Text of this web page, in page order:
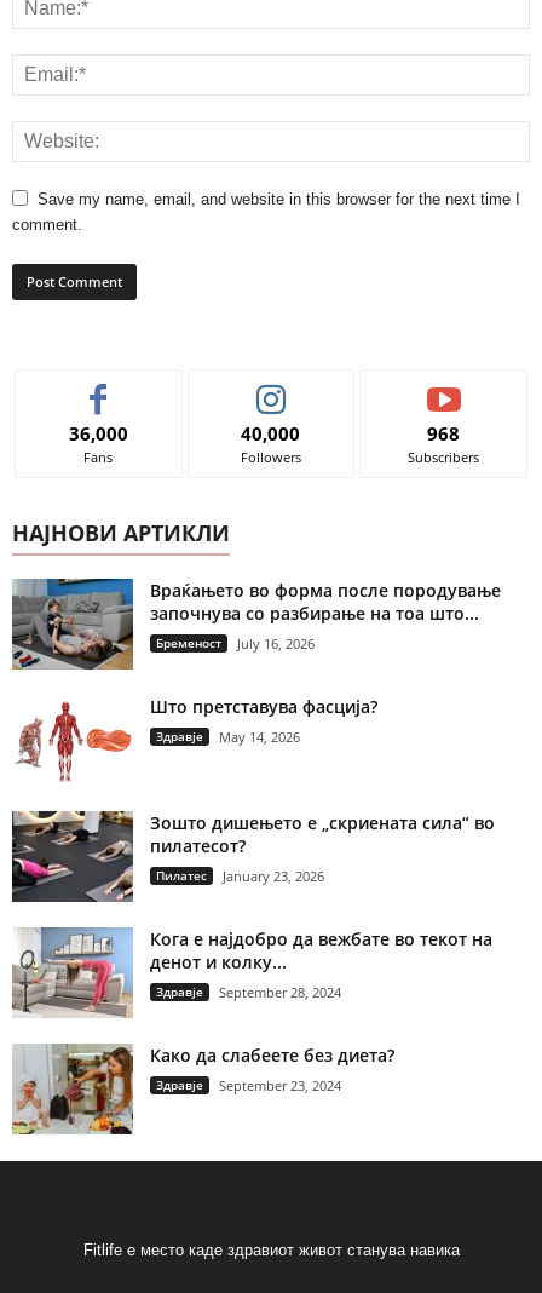
Save my name, email, and website in this browser for the next time I
comment.
36,000
Fans
40,000
Followers
968
Subscribers
НАЈНОВИ АРТИКЛИ
Враќањето во форма после породување
започнува со разбирање на тоа што...
Бременост July 16, 2026
Што претставува фасција?
Здравје May 14, 2026
Зошто дишењето е „скриената сила“ во
пилатесот?
Пилатес January 23, 2026
Кога е најдобро да вежбате во текот на
денот и колку...
Здравје September 28, 2024
Како да слабеете без диета?
Здравје September 23, 2024
Fitlife е место каде здравиот живот станува навика